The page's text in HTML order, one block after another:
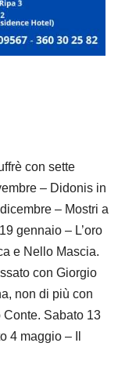
con sette
– Didonis in
– Mostri a
gennaio – L’oro
e Nello Mascia.
con Giorgio
non di più con
Conte. Sabato 13
4 maggio – Il